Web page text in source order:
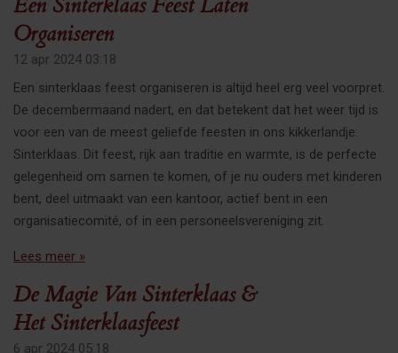
Organiseren
12 apr 2024 03:18
Een sinterklaas feest organiseren is altijd heel erg veel voorpret.
De decembermaand nadert, en dat betekent dat het weer tijd is
voor een van de meest geliefde feesten in ons kikkerlandje:
Sinterklaas. Dit feest, rijk aan traditie en warmte, is de perfecte
gelegenheid om samen te komen, of je nu ouders met kinderen
bent, deel uitmaakt van een kantoor, actief bent in een
organisatiecomité, of in een personeelsvereniging zit.
Lees meer »
De Magie Van Sinterklaas &
Het Sinterklaasfeest
6 apr 2024 05:18